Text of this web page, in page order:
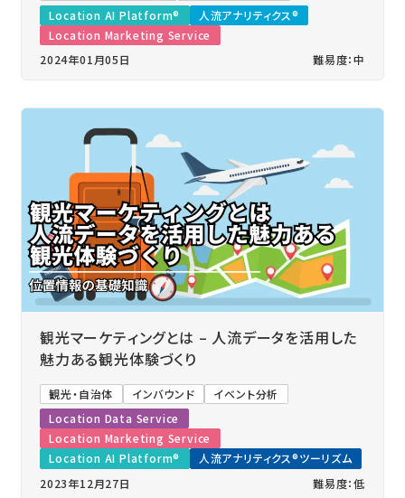
Location AI Platform®
人流アナリティクス®
Location Marketing Service
2024年01月05日
難易度：中
観光マーケティングとは – 人流データを活用した
魅力ある観光体験づくり
観光・自治体 インバウンド
イベント分析
Location Data Service
Location Marketing Service
Location AI Platform®
人流アナリティクス®ツーリズム
2023年12月27日
難易度：低